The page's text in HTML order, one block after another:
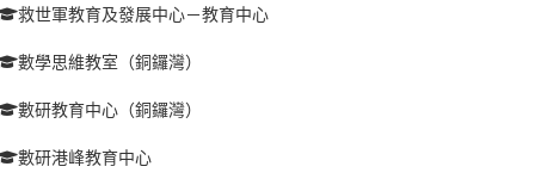
救世軍教育及發展中心－教育中心
數學思維教室（銅鑼灣）
數研教育中心（銅鑼灣）
數研港峰教育中心